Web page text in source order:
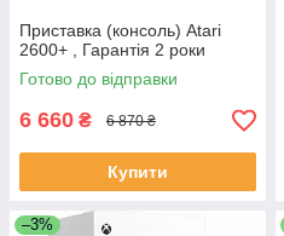
Приставка (консоль) Atari
2600+ , Гарантія 2 роки
Готово до відправки
6 660 ₴ 6 870 ₴
Купити
–3%